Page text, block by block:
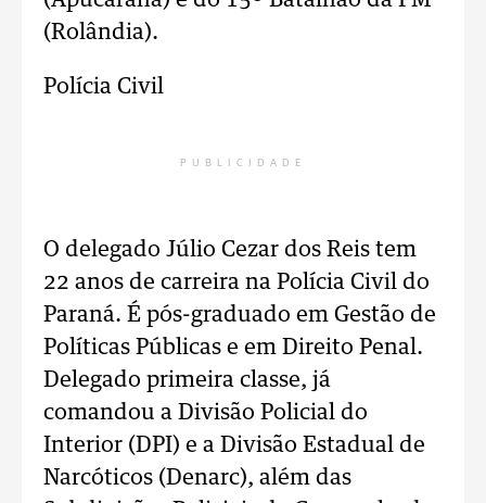
(Rolândia).
Polícia Civil
PUBLICIDADE
O delegado Júlio Cezar dos Reis tem
22 anos de carreira na Polícia Civil do
Paraná. É pós-graduado em Gestão de
Políticas Públicas e em Direito Penal.
Delegado primeira classe, já
comandou a Divisão Policial do
Interior (DPI) e a Divisão Estadual de
Narcóticos (Denarc), além das